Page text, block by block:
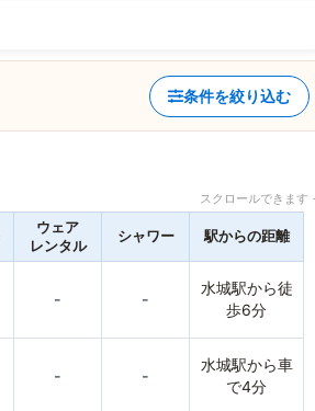
条件を絞り込む
スクロールできま
ウェア
レンタル
シャワー 駅からの距離
- -
水城駅から徒
歩6分
- -
水城駅から車
で4分